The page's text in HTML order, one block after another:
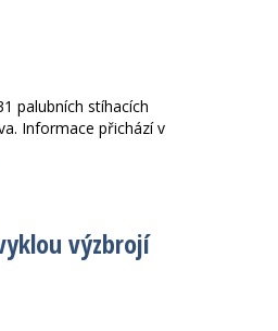
palubních stíhacích
Informace přichází v
výzbrojí